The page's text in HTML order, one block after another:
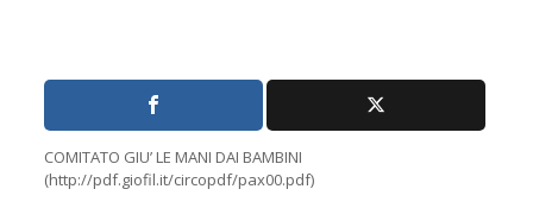
COMITATO GIU’ LE MANI DAI BAMBINI
(http://pdf.giofil.it/circopdf/pax00.pdf)